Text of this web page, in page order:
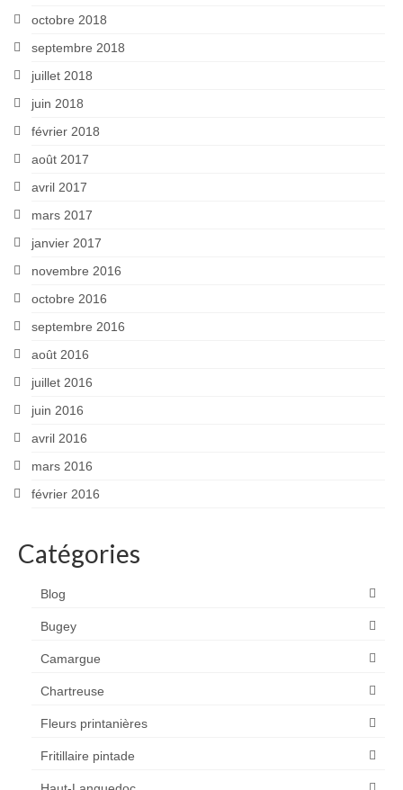
octobre 2018
septembre 2018
juillet 2018
juin 2018
février 2018
août 2017
avril 2017
mars 2017
janvier 2017
novembre 2016
octobre 2016
septembre 2016
août 2016
juillet 2016
juin 2016
avril 2016
mars 2016
février 2016
Catégories
Blog
Bugey
Camargue
Chartreuse
Fleurs printanières
Fritillaire pintade